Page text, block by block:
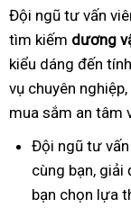
Đội ngũ tư vấn
tìm kiếm dương
kiểu dáng đến
vụ chuyên
mua sắm an tâm
Đội ngũ tư
cùng bạn, giải
bạn chọn lựa